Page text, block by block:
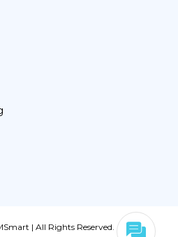
| All Rights Reserved.